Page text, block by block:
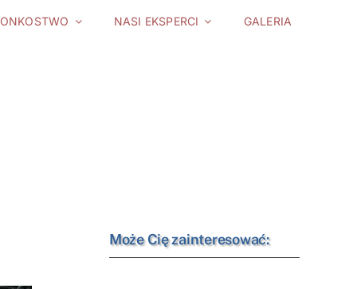
NASI EKSPERCI GALERIA
Może Cię zainteresować: